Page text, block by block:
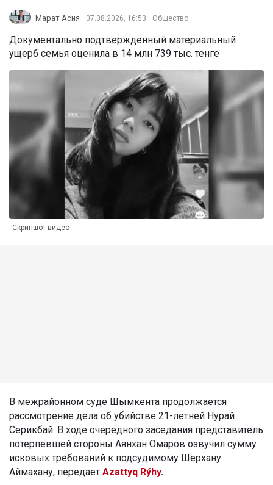
Марат Асия 07.08.2026, 16:53 Общество
Документально подтвержденный материальный
ущерб семья оценила в 14 млн 739 тыс. тенге
Скриншот видео
В межрайонном суде Шымкента продолжается
рассмотрение дела об убийстве 21-летней Нурай
Серикбай. В ходе очередного заседания представитель
потерпевшей стороны Аянхан Омаров озвучил сумму
исковых требований к подсудимому Шерхану
Аймахану, передает Azattyq Rýhy.